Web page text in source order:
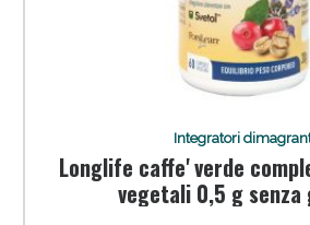
Integratori
Longlife caffe' verde
vegetali 0,5 g